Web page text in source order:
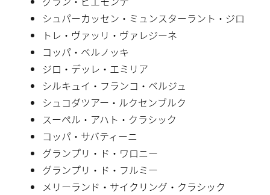
シュパーカッセン・ミュンスターラント・ジロ
トレ・ヴァッリ・ヴァレジーネ
コッパ・ベルノッキ
ジロ・デッレ・エミリア
シルキュイ・フランコ・ベルジュ
シュコダツアー・ルクセンブルク
スーペル・アハト・クラシック
コッパ・サバティーニ
グランプリ・ド・ワロニー
グランプリ・ド・フルミー
メリーランド・サイクリング・クラシック